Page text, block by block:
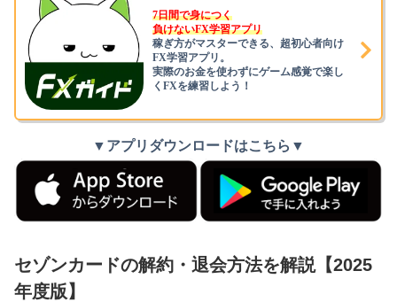
7日間で身につく
負けないFX学習アプリ
稼ぎ方がマスターできる、超初心者向け
FX学習アプリ。
実際のお金を使わずにゲーム感覚で楽し
くFXを練習しよう！
▼アプリダウンロードはこちら▼
セゾンカードの解約・退会方法を解説【2025
年度版】